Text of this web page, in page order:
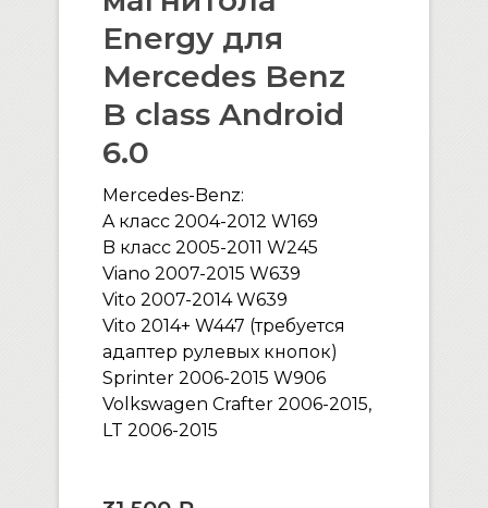
Energy для
Mercedes Benz
B class Android
6.0
Mercedes-Benz:
A класс 2004-2012 W169
B класс 2005-2011 W245
Viano 2007-2015 W639
Vito 2007-2014 W639
Vito 2014+ W447 (требуется
адаптер рулевых кнопок)
Sprinter 2006-2015 W906
Volkswagen Crafter 2006-2015,
LT 2006-2015